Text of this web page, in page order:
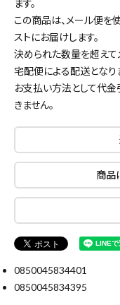
キーワードから探す
カテゴリーから探す
ます。
この商品は、メール便を
ストにお届けします。
決められた数量を超え
宅配便による配送となり
お支払い方法として代
きません。
商品
0850045834401
0850045834395